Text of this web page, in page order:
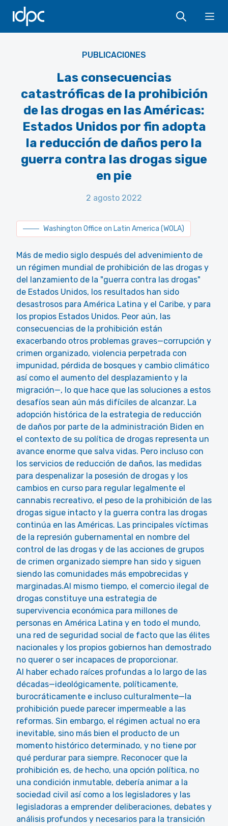
IDPC
PUBLICACIONES
Las consecuencias
catastróficas de la prohibición
de las drogas en las Américas:
Estados Unidos por fin adopta
la reducción de daños pero la
guerra contra las drogas sigue
en pie
2 agosto 2022
Washington Office on Latin America (WOLA)
Más de medio siglo después del advenimiento de
un régimen mundial de prohibición de las drogas y
del lanzamiento de la "guerra contra las drogas"
de Estados Unidos, los resultados han sido
desastrosos para América Latina y el Caribe, y para
los propios Estados Unidos. Peor aún, las
consecuencias de la prohibición están
exacerbando otros problemas graves—corrupción y
crimen organizado, violencia perpetrada con
impunidad, pérdida de bosques y cambio climático
así como el aumento del desplazamiento y la
migración—, lo que hace que las soluciones a estos
desafíos sean aún más difíciles de alcanzar. La
adopción histórica de la estrategia de reducción
de daños por parte de la administración Biden en
el contexto de su política de drogas representa un
avance enorme que salva vidas. Pero incluso con
los servicios de reducción de daños, las medidas
para despenalizar la posesión de drogas y los
cambios en curso para regular legalmente el
cannabis recreativo, el peso de la prohibición de las
drogas sigue intacto y la guerra contra las drogas
continúa en las Américas. Las principales víctimas
de la represión gubernamental en nombre del
control de las drogas y de las acciones de grupos
de crimen organizado siempre han sido y siguen
siendo las comunidades más empobrecidas y
marginadas.Al mismo tiempo, el comercio ilegal de
drogas constituye una estrategia de
supervivencia económica para millones de
personas en América Latina y en todo el mundo,
una red de seguridad social de facto que las élites
nacionales y los propios gobiernos han demostrado
no querer o ser incapaces de proporcionar.
Al haber echado raíces profundas a lo largo de las
décadas—ideológicamente, políticamente,
burocráticamente e incluso culturalmente—la
prohibición puede parecer impermeable a las
reformas. Sin embargo, el régimen actual no era
inevitable, sino más bien el producto de un
momento histórico determinado, y no tiene por
qué perdurar para siempre. Reconocer que la
prohibición es, de hecho, una opción política, no
una condición inmutable, debería animar a la
sociedad civil así como a los legisladores y las
legisladoras a emprender deliberaciones, debates y
análisis profundos y necesarios para la transición